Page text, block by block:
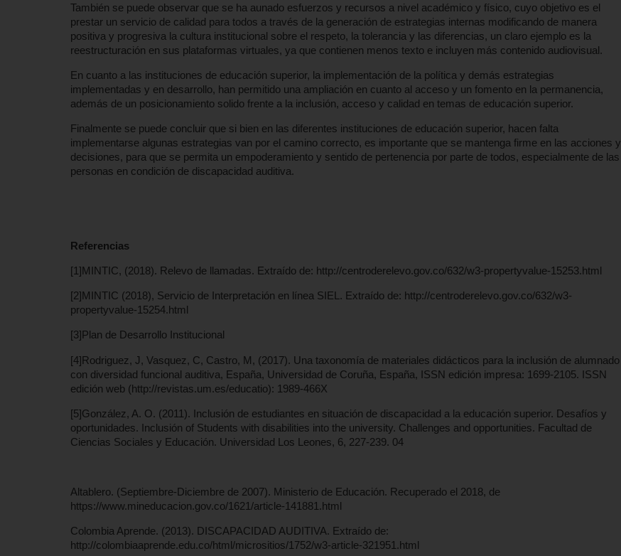
También se puede observar que se ha aunado esfuerzos y recursos a nivel académico y físico, cuyo objetivo es el
prestar un servicio de calidad para todos a través de la generación de estrategias internas modificando de manera
positiva y progresiva la cultura institucional sobre el respeto, la tolerancia y las diferencias, un claro ejemplo es la
reestructuración en sus plataformas virtuales, ya que contienen menos texto e incluyen más contenido audiovisual.
En cuanto a las instituciones de educación superior, la implementación de la política y demás estrategias
implementadas y en desarrollo, han permitido una ampliación en cuanto al acceso y un fomento en la permanencia,
además de un posicionamiento solido frente a la inclusión, acceso y calidad en temas de educación superior.
Finalmente se puede concluir que si bien en las diferentes instituciones de educación superior, hacen falta
implementarse algunas estrategias van por el camino correcto, es importante que se mantenga firme en las acciones y
decisiones, para que se permita un empoderamiento y sentido de pertenencia por parte de todos, especialmente de las
personas en condición de discapacidad auditiva.
Referencias
[1]MINTIC, (2018). Relevo de llamadas. Extraído de: http://centroderelevo.gov.co/632/w3-propertyvalue-15253.html
[2]MINTIC (2018), Servicio de Interpretación en línea SIEL. Extraído de: http://centroderelevo.gov.co/632/w3-
propertyvalue-15254.html
[3]Plan de Desarrollo Institucional
[4]Rodriguez, J, Vasquez, C, Castro, M, (2017). Una taxonomía de materiales didácticos para la inclusión de alumnado
con diversidad funcional auditiva, España, Universidad de Coruña, España, ISSN edición impresa: 1699-2105. ISSN
edición web (http://revistas.um.es/educatio): 1989-466X
[5]González, A. O. (2011). Inclusión de estudiantes en situación de discapacidad a la educación superior. Desafíos y
oportunidades. Inclusión of Students with disabilities into the university. Challenges and opportunities. Facultad de
Ciencias Sociales y Educación. Universidad Los Leones, 6, 227-239. 04
Altablero. (Septiembre-Diciembre de 2007). Ministerio de Educación. Recuperado el 2018, de
https://www.mineducacion.gov.co/1621/article-141881.html
Colombia Aprende. (2013). DISCAPACIDAD AUDITIVA. Extraído de:
http://colombiaaprende.edu.co/html/micrositios/1752/w3-article-321951.html